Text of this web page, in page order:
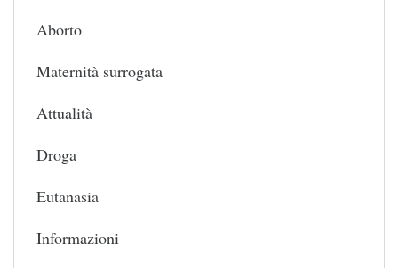
Aborto
Maternità surrogata
Attualità
Droga
Eutanasia
Informazioni